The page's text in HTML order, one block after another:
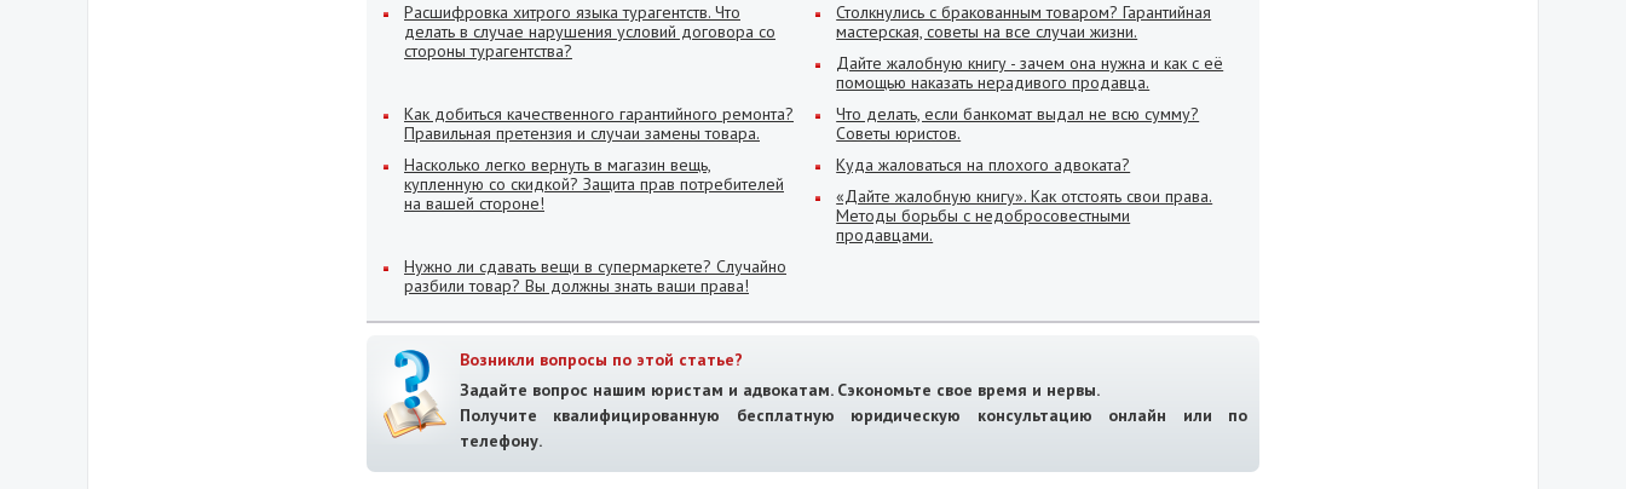
Расшифровка хитрого языка турагентств. Что
делать в случае нарушения условий договора со
стороны турагентства?
Столкнулись с бракованным товаром? Гарантийная
мастерская, советы на все случаи жизни.
Дайте жалобную книгу - зачем она нужна и как с её
помощью наказать нерадивого продавца.
Как добиться качественного гарантийного ремонта?
Правильная претензия и случаи замены товара.
Что делать, если банкомат выдал не всю сумму?
Советы юристов.
Насколько легко вернуть в магазин вещь,
купленную со скидкой? Защита прав потребителей
на вашей стороне!
Куда жаловаться на плохого адвоката?
«Дайте жалобную книгу». Как отстоять свои права.
Методы борьбы с недобросовестными
продавцами.
Нужно ли сдавать вещи в супермаркете? Случайно
разбили товар? Вы должны знать ваши права!
Возникли вопросы по этой статье?
Задайте вопрос нашим юристам и адвокатам. Сэкономьте свое время и нервы.
Получите квалифицированную бесплатную юридическую консультацию онлайн или по
телефону.